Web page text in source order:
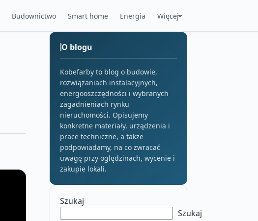
Budownictwo Smart home Energia Więcej
O blogu
Kobefarby to blog o budowie,
rozwiązaniach instalacyjnych,
energooszczędności i wybranych
zagadnieniach rynku
nieruchomości. Opisujemy
konkretne materiały, urządzenia i
prace techniczne, a także
podpowiadamy, na co zwracać
uwagę przy oględzinach, wycenie i
zakupie lokali.
Szukaj
Szukaj